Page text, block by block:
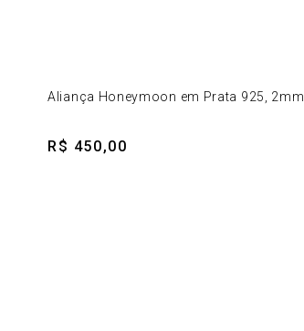
Aliança Honeymoon em Prata 925, 2mm
R$ 450,00